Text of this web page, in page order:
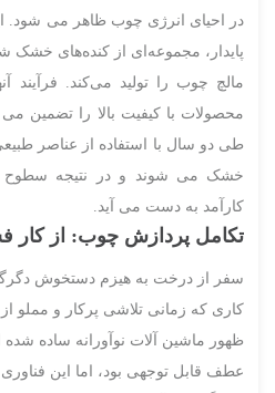
در احیای انرژی چوب ظاهر می شود.
پایدار، مجموعه‌ای از کنده‌های خشک
مالچ چوب را تولید می‌کند. فرآیند
محصولات با کیفیت بالا را تضمین
طی دو سال با استفاده از عناصر
خشک می شوند و در نتیجه سطوح
کارآمد به دست می آید.
تکامل پردازش چوب: از کار
سفر از درخت به هیزم دستخوش
کاری که زمانی تلاشی پرکار و مملو
ظهور ماشین آلات نوآورانه ساده
عطف قابل توجهی بود، اما این